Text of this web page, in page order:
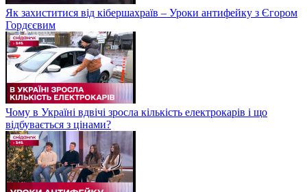
Як захиститися від кібершахраїв – Уроки антифейку з Єгором
Гордєєвим
Чому в Україні вдвічі зросла кількість електрокарів і що
відбувається з цінами?